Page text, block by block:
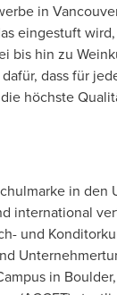
in
eingestuft
bis hin zu
dass für
höchste
in den
international
und
in